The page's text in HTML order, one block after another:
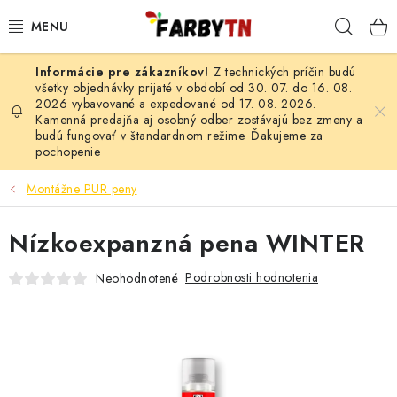
na
FARBY A LAKY
STAVEBNÁ CHÉMIA
MALIARSKE POTREBY
Z technických príčin budú
všetky objednávky prijaté v období od 30. 07. do 16. 08.
2026 vybavované a expedované od 17. 08. 2026.
Kamenná predajňa aj osobný odber zostávajú bez zmeny a
budú fungovať v štandardnom režime. Ďakujeme za
pochopenie
Montážne PUR peny
Nízkoexpanzná pena WINTER
Neohodnotené Podrobnosti hodnotenia